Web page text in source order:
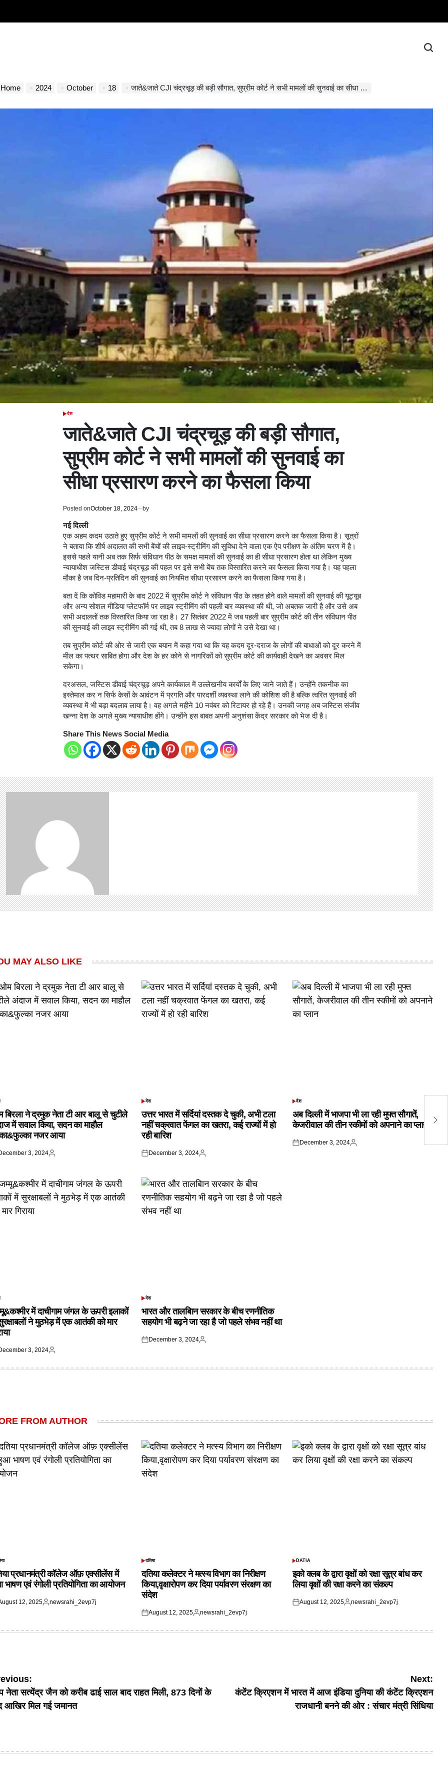
Home 2024 October 18 जाते&जाते CJI चंद्रचूड़ की बड़ी सौगात, सुप्रीम कोर्ट ने सभी मामलों की सुनवाई का सीधा प्रसारण करने का फैसला किया
POSTED
देश
जाते&जाते CJI चंद्रचूड़ की बड़ी सौगात,
सुप्रीम कोर्ट ने सभी मामलों की सुनवाई का
सीधा प्रसारण करने का फैसला किया
Posted onOctober 18, 2024 by
नई दिल्ली
एक अहम कदम उठाते हुए सुप्रीम कोर्ट ने सभी मामलों की सुनवाई का सीधा प्रसारण करने का फैसला किया है। सूत्रों
ने बताया कि शीर्ष अदालत की सभी बेंचों की लाइव-स्ट्रीमिंग की सुविधा देने वाला एक ऐप परीक्षण के अंतिम चरण में है।
इससे पहले यानी अब तक सिर्फ संविधान पीठ के समक्ष मामलों की सुनवाई का ही सीधा प्रसारण होता था लेकिन मुख्य
न्यायाधीश जस्टिस डीवाई चंद्रचूड़ की पहल पर इसे सभी बेंच तक विस्तारित करने का फैसला किया गया है। यह पहला
मौका है जब दिन-प्रतिदिन की सुनवाई का नियमित सीधा प्रसारण करने का फैसला किया गया है।
बता दें कि कोविड महामारी के बाद 2022 में सुप्रीम कोर्ट ने संविधान पीठ के तहत होने वाले मामलों की सुनवाई की यूट्यूब
और अन्य सोशल मीडिया प्लेटफॉर्म पर लाइव स्ट्रीमिंग की पहली बार व्यवस्था की थी, जो अबतक जारी है और उसे अब
सभी अदालतों तक विस्तारित किया जा रहा है। 27 सितंबर 2022 में जब पहली बार सुप्रीम कोर्ट की तीन संविधान पीठ
की सुनवाई की लाइव स्ट्रीमिंग की गई थी, तब 8 लाख से ज्यादा लोगों ने उसे देखा था।
तब सुप्रीम कोर्ट की ओर से जारी एक बयान में कहा गया था कि यह कदम दूर-दराज के लोगों की बाधाओं को दूर करने में
मील का पत्थर साबित होगा और देश के हर कोने से नागरिकों को सुप्रीम कोर्ट की कार्यवाही देखने का अवसर मिल
सकेगा।
दरअसल, जस्टिस डीवाई चंद्रचूड़ अपने कार्यकाल में उल्लेखनीय कार्यों के लिए जाने जाते हैं। उन्होंने तकनीक का
इस्तेमाल कर न सिर्फ केसों के आवंटन में प्रगति और पारदर्शी व्यवस्था लाने की कोशिश की है बल्कि त्वरित सुनवाई की
व्यवस्था में भी बड़ा बदलाव लाया है। वह अगले महीने 10 नवंबर को रिटायर हो रहे हैं। उनकी जगह अब जस्टिस संजीव
खन्ना देश के अगले मुख्य न्यायाधीश होंगे। उन्होंने इस बाबत अपनी अनुशंसा केंद्र सरकार को भेज दी है।
Share This News Social Media
MAY ALSO LIKE
बिरला ने द्रमुक नेता टी आर बालू से चुटीले
में सवाल किया, सदन का माहौल
नजर आया
3, 2024
Posted
POSTED
देश
उत्तर भारत में सर्दियां दस्तक दे चुकी, अभी टला
नहीं चक्रवात फेंगल का खतरा, कई राज्यों में हो
रही बारिश
Posted
December 3, 2024
Posted
POSTED
देश
अब दिल्ली में भाजपा भी ला रही मुफ्त सौगातें,
केजरीवाल की तीन स्कीमों को अपनाने का प्लान
Posted
December 3, 2024
Posted
में दाचीगाम जंगल के ऊपरी इलाकों
ने मुठभेड़ में एक आतंकी को मार
3, 2024
Posted
POSTED
देश
भारत और तालबिान सरकार के बीच रणनीतिक
सहयोग भी बढ़ने जा रहा है जो पहले संभव नहीं था
Posted
December 3, 2024
Posted
FROM AUTHOR
प्रधानमंत्री कॉलेज ऑफ़ एक्सीलेंस में
एवं रंगोली प्रतियोगिता का आयोजन
12, 2025
Posted
newsrahi_2evp7j
POSTED
दतिया
दतिया कलेक्टर ने मत्स्य विभाग का निरीक्षण
किया,वृक्षारोपण कर दिया पर्यावरण संरक्षण का
संदेश
Posted
August 12, 2025
Posted
newsrahi_2evp7j
POSTED
DATIA
इको क्लब के द्वारा वृक्षों को रक्षा सूत्र बांध कर
लिया वृक्षों की रक्षा करने का संकल्प
Posted
August 12, 2025
Posted
newsrahi_2evp7j
नेता सत्येंद्र जैन को करीब ढाई साल बाद राहत मिली, 873 दिनों के
आखिर मिल गई जमानत
Next:
कंटेंट क्रिएशन में भारत में आज इंडिया दुनिया की कंटेंट क्रिएशन
राजधानी बनने की ओर : संचार मंत्री सिंधिया